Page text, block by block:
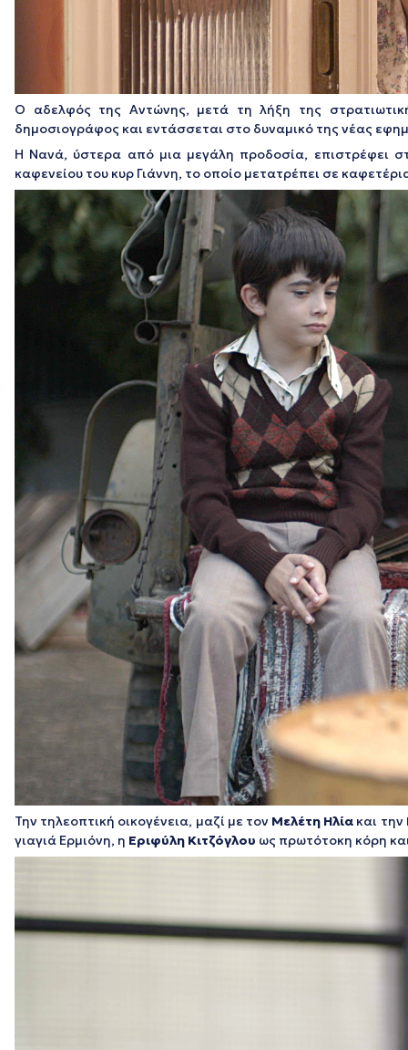
Ο αδελφός της Αντώνης, μετά τη λήξη της
δημοσιογράφος και εντάσσεται στο δυναμικό της νέας
Η Νανά, ύστερα από μια μεγάλη προδοσία, επιστρέφει
καφενείου του κυρ Γιάννη, το οποίο μετατρέπει σε
Την τηλεοπτική οικογένεια, μαζί με τον Μελέτη Ηλία και την
γιαγιά Ερμιόνη, η Εριφύλη Κιτζόγλου ως πρωτότοκη κόρη